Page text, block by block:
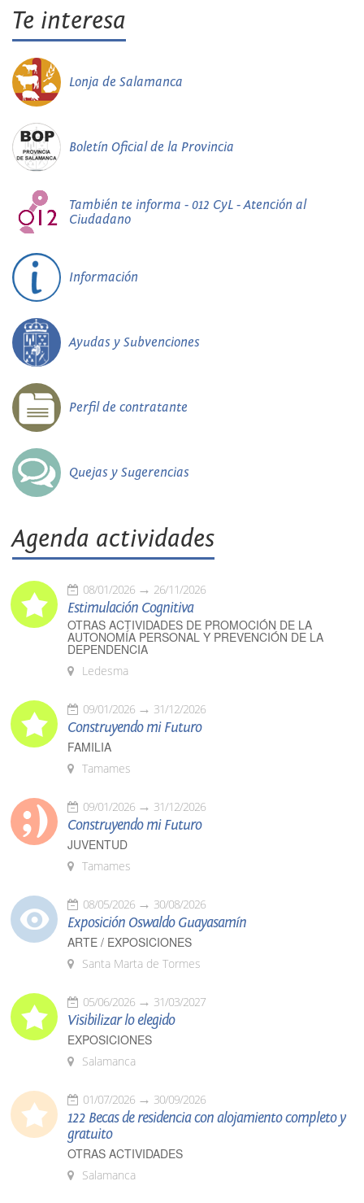
Te interesa
Lonja de Salamanca
Boletín Oficial de la Provincia
También te informa - 012 CyL - Atención al
Ciudadano
Información
Ayudas y Subvenciones
Perfil de contratante
Quejas y Sugerencias
Agenda actividades
08/01/2026 26/11/2026
Estimulación Cognitiva
OTRAS ACTIVIDADES DE PROMOCIÓN DE LA
AUTONOMÍA PERSONAL Y PREVENCIÓN DE LA
DEPENDENCIA
Ledesma
09/01/2026 31/12/2026
Construyendo mi Futuro
FAMILIA
Tamames
09/01/2026 31/12/2026
Construyendo mi Futuro
JUVENTUD
Tamames
08/05/2026 30/08/2026
Exposición Oswaldo Guayasamín
ARTE / EXPOSICIONES
Santa Marta de Tormes
05/06/2026 31/03/2027
Visibilizar lo elegido
EXPOSICIONES
Salamanca
01/07/2026 30/09/2026
122 Becas de residencia con alojamiento completo y
gratuito
OTRAS ACTIVIDADES
Salamanca